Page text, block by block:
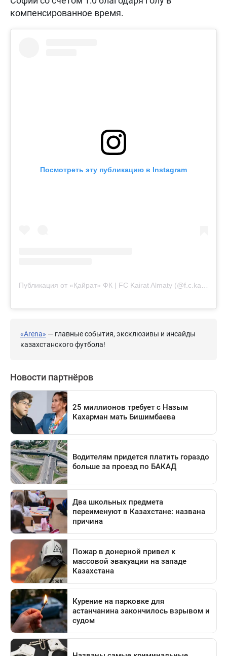
компенсированное время.
Посмотреть эту публикацию в Instagram
Публикация от «Қайрат» ФК | FC Kairat Almaty (@f.c.kairat)
«Arena» — главные события, эксклюзивы и инсайды
казахстанского футбола!